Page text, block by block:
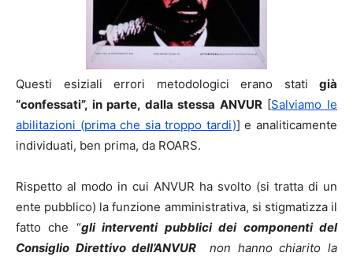
Questi esiziali errori metodologici erano stati già
“confessati”, in parte, dalla stessa ANVUR[Salviamo le
abilitazioni (prima che sia troppo tardi)] e analiticamente
individuati, ben prima, da ROARS.
Rispetto al modo in cui ANVUR ha svolto (si tratta di un
ente pubblico) la funzione amministrativa, si stigmatizza il
fatto che “gli interventi pubblici dei componenti del
Consiglio Direttivo dell’ANVUR non hanno chiarito la